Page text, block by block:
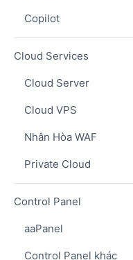
Copilot
Cloud Services
Cloud Server
Cloud VPS
Nhân Hòa WAF
Private Cloud
Control Panel
aaPanel
Control Panel khác